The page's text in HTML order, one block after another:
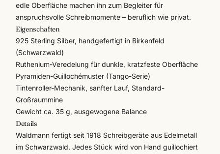
edle Oberfläche machen ihn zum Begleiter für
anspruchsvolle Schreibmomente – beruflich wie privat.
Eigenschaften
925 Sterling Silber, handgefertigt in Birkenfeld
(Schwarzwald)
Ruthenium-Veredelung für dunkle, kratzfeste Oberfläche
Pyramiden-Guillochémuster (Tango-Serie)
Tintenroller-Mechanik, sanfter Lauf, Standard-
Großraummine
Gewicht ca. 35 g, ausgewogene Balance
Details
Waldmann fertigt seit 1918 Schreibgeräte aus Edelmetall
im Schwarzwald. Jedes Stück wird von Hand guillochiert